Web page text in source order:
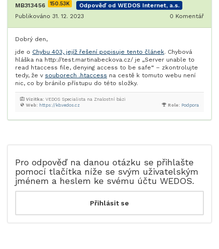
MB313456 150.53K
Odpověď od WEDOS Internet, a.s.
Publikováno 31. 12. 2023
0 Komentář
Dobrý den,
jde o Chybu 403, jejíž řešení popisuje tento článek. Chybová
hláška na http://test.martinabeckova.cz/ je „Server unable to
read htaccess file, denying access to be safe“ – zkontrolujte
tedy, že v souborech .htaccess na cestě k tomuto webu není
nic, co by bránilo přístupu do této složky.
Role: Podpora
Web: https://kb.vedos.cz
Vizitka: VEDOS Specialista na Znalostní bázi
Pro odpověď na danou otázku se přihlašte
pomocí tlačítka níže se svým uživatelským
jménem a heslem ke svému účtu WEDOS.